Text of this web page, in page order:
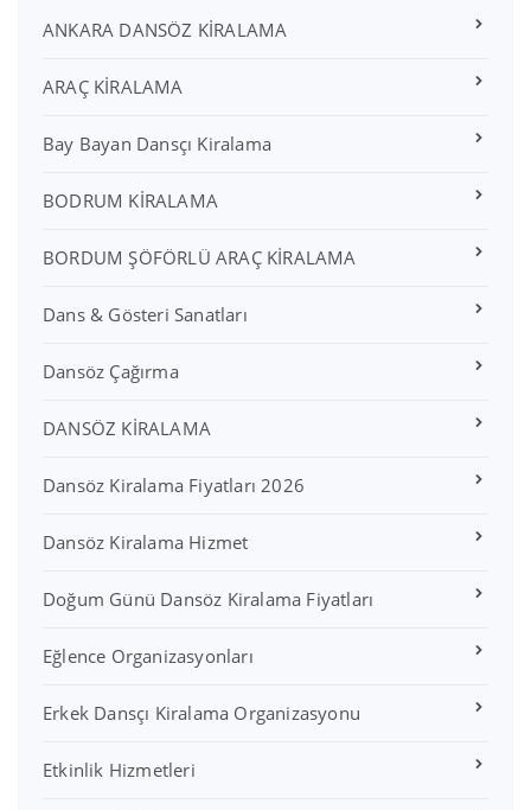
ANKARA DANSÖZ KİRALAMA
ARAÇ KİRALAMA
Bay Bayan Dansçı Kiralama
BODRUM KİRALAMA
BORDUM ŞÖFÖRLÜ ARAÇ KİRALAMA
Dans & Gösteri Sanatları
Dansöz Çağırma
DANSÖZ KİRALAMA
Dansöz Kiralama Fiyatları 2026
Dansöz Kiralama Hizmet
Doğum Günü Dansöz Kiralama Fiyatları
Eğlence Organizasyonları
Erkek Dansçı Kiralama Organizasyonu
Etkinlik Hizmetleri